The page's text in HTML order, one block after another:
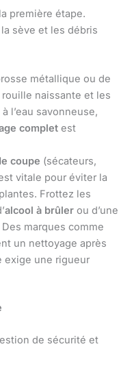
première étape.
sève et les débris
métallique ou de
naissante et les
l’eau savonneuse,
complet est
coupe (sécateurs,
vitale pour éviter la
Frottez les
alcool à brûler ou d’une
marques comme
un nettoyage après
exige une rigueur
de sécurité et